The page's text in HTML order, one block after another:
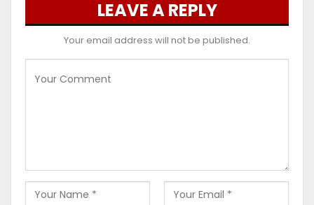
LEAVE A REPLY
Your email address will not be published.